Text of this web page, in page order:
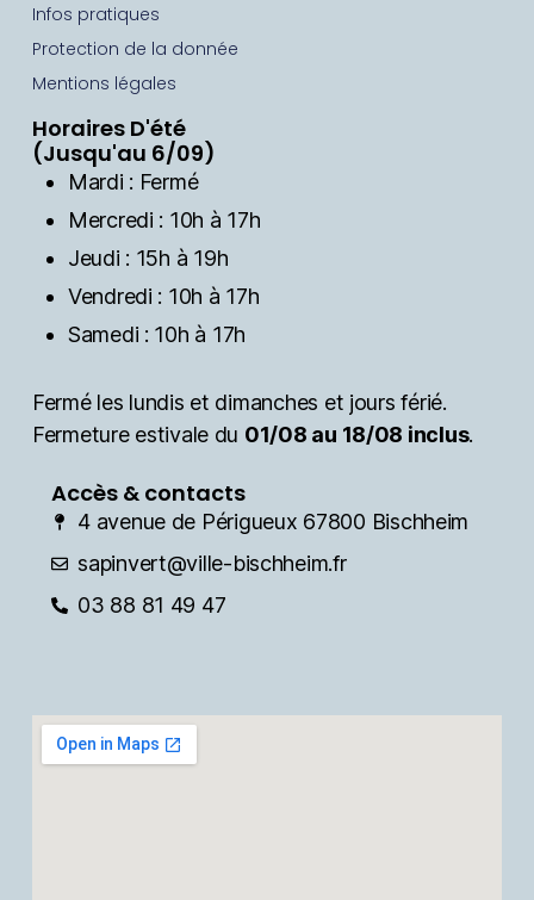
Infos pratiques
Protection de la donnée
Mentions légales
Horaires D'été
(Jusqu'au 6/09)
Mardi : Fermé
Mercredi : 10h à 17h
Jeudi : 15h à 19h
Vendredi : 10h à 17h
Samedi : 10h à 17h
Fermé les lundis et dimanches et jours férié.
Fermeture estivale du 01/08 au 18/08 inclus.
Accès & contacts
4 avenue de Périgueux 67800 Bischheim
sapinvert@ville-bischheim.fr
03 88 81 49 47